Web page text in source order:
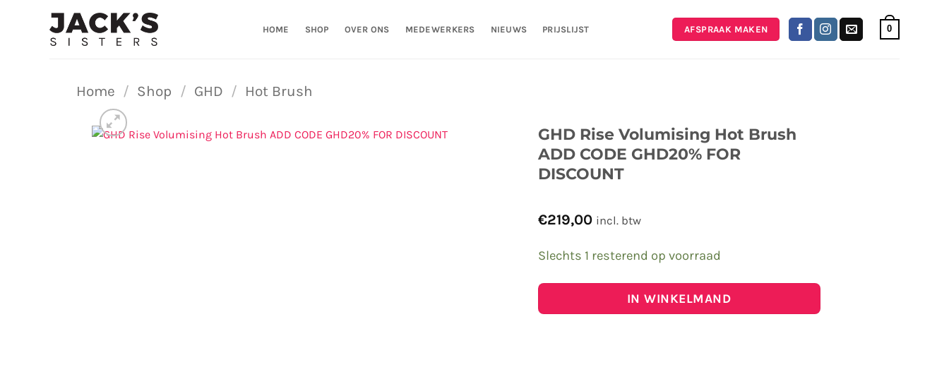
HOME SHOP OVER ONS MEDEWERKERS NIEUWS PRIJSLIJST AFSPRAAK MAKEN 0
Home / Shop / GHD / Hot Brush
GHD Rise Volumising Hot Brush
ADD CODE GHD20% FOR
DISCOUNT
€219,00 incl. btw
Slechts 1 resterend op voorraad
IN WINKELMAND